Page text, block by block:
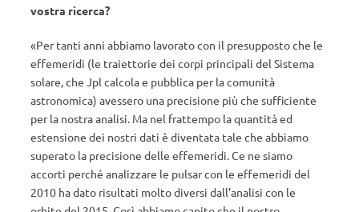
vostra ricerca?
«Per tanti anni abbiamo lavorato con il presupposto che le
effemeridi (le traiettorie dei corpi principali del Sistema
solare, che Jpl calcola e pubblica per la comunità
astronomica) avessero una precisione più che sufficiente
per la nostra analisi. Ma nel frattempo la quantità ed
estensione dei nostri dati è diventata tale che abbiamo
superato la precisione delle effemeridi. Ce ne siamo
accorti perché analizzare le pulsar con le effemeridi del
2010 ha dato risultati molto diversi dall’analisi con le